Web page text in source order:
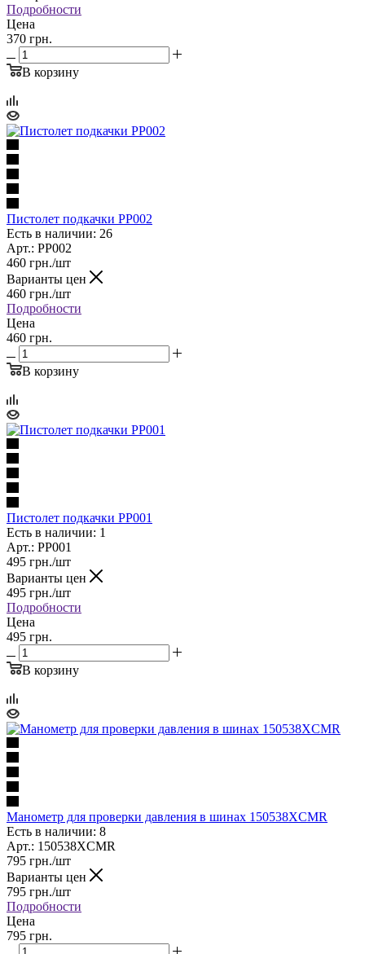
Подробности
Цена
370 грн.
В корзину
Пистолет подкачки PP002
Есть в наличии: 26
Арт.: PP002
460 грн./шт
Варианты цен
460 грн./шт
Подробности
Цена
460 грн.
В корзину
Пистолет подкачки PP001
Есть в наличии: 1
Арт.: PP001
495 грн./шт
Варианты цен
495 грн./шт
Подробности
Цена
495 грн.
В корзину
Манометр для проверки давления в шинах 150538XCMR
Есть в наличии: 8
Арт.: 150538XCMR
795 грн./шт
Варианты цен
795 грн./шт
Подробности
Цена
795 грн.